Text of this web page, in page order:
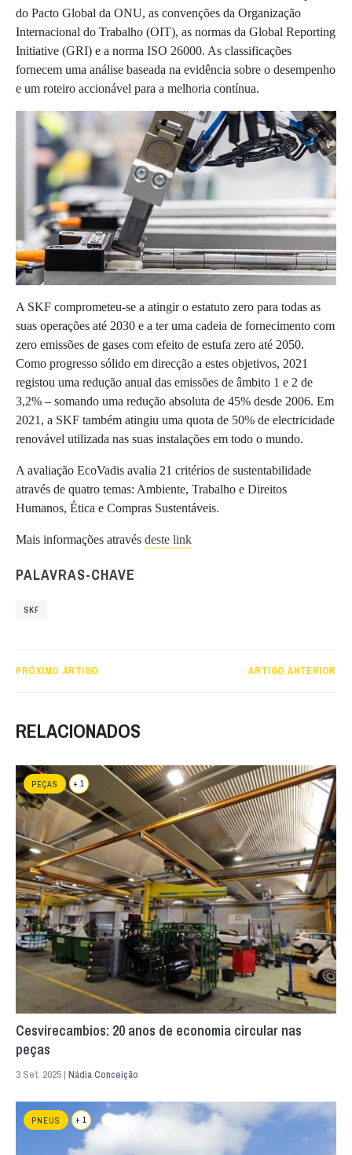
do Pacto Global da ONU, as convenções da Organização
Internacional do Trabalho (OIT), as normas da Global Reporting
Initiative (GRI) e a norma ISO 26000. As classificações
fornecem uma análise baseada na evidência sobre o desempenho
e um roteiro accionável para a melhoria contínua.
A SKF comprometeu-se a atingir o estatuto zero para todas as
suas operações até 2030 e a ter uma cadeia de fornecimento com
zero emissões de gases com efeito de estufa zero até 2050.
Como progresso sólido em direcção a estes objetivos, 2021
registou uma redução anual das emissões de âmbito 1 e 2 de
3,2% – somando uma redução absoluta de 45% desde 2006. Em
2021, a SKF também atingiu uma quota de 50% de electricidade
renovável utilizada nas suas instalações em todo o mundo.
A avaliação EcoVadis avalia 21 critérios de sustentabilidade
através de quatro temas: Ambiente, Trabalho e Direitos
Humanos, Ética e Compras Sustentáveis.
Mais informações através deste link
PALAVRAS-CHAVE
SKF
PRÓXIMO ARTIGO ARTIGO ANTERIOR
RELACIONADOS
PEÇAS + 1
Cesvirecambios: 20 anos de economia circular nas
peças
3 Set. 2025 | Nádia Conceição
PNEUS + 1